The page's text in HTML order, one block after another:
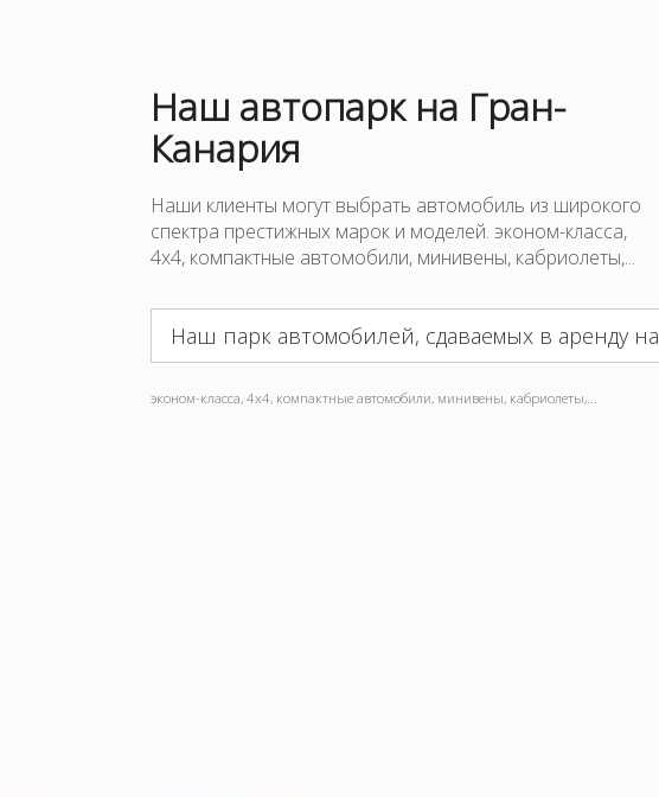
Наш автопаркна Гран-
Канария
Наши клиенты могут выбрать автомобиль из широкого
спектра престижных марок и моделей. эконом-класса,
4x4, компактные автомобили, минивены, кабриолеты,...
Наш парк автомобилей, сдаваемых в аренду на
эконом-класса, 4x4, компактные автомобили, минивены, кабриолеты,...